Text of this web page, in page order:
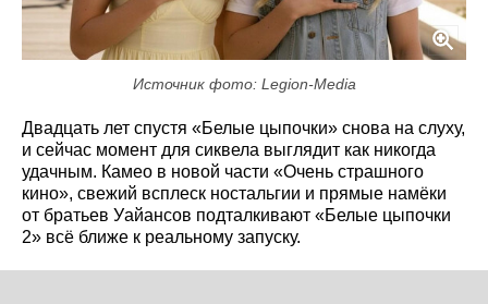
Источник фото: Legion-Media
Двадцать лет спустя «Белые цыпочки» снова на слуху,
и сейчас момент для сиквела выглядит как никогда
удачным. Камео в новой части «Очень страшного
кино», свежий всплеск ностальгии и прямые намёки
от братьев Уайансов подталкивают «Белые цыпочки
2» всё ближе к реальному запуску.